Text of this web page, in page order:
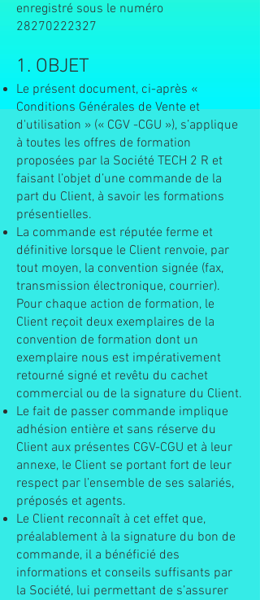
enregistré sous le numéro
28270222327
1. OBJET
Le présent document, ci-après «
Conditions Générales de Vente et
d'utilisation » (« CGV -CGU »), s’applique
à toutes les offres de formation
proposées par la Société TECH 2 R et
faisant l’objet d’une commande de la
part du Client, à savoir les formations
présentielles.
La commande est réputée ferme et
définitive lorsque le Client renvoie, par
tout moyen, la convention signée (fax,
transmission électronique, courrier).
Pour chaque action de formation, le
Client reçoit deux exemplaires de la
convention de formation dont un
exemplaire nous est impérativement
retourné signé et revêtu du cachet
commercial ou de la signature du Client.
Le fait de passer commande implique
adhésion entière et sans réserve du
Client aux présentes CGV-CGU et à leur
annexe, le Client se portant fort de leur
respect par l’ensemble de ses salariés,
préposés et agents.
Le Client reconnaît à cet effet que,
préalablement à la signature du bon de
commande, il a bénéficié des
informations et conseils suffisants par
la Société, lui permettant de s’assurer